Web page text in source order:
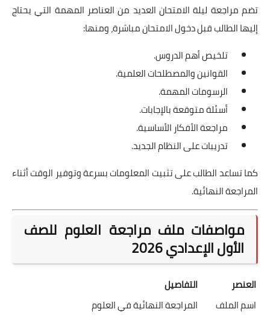
تضم مراجعة ليلة الامتحان العديد من العناصر المهمة التي يحتاج
إليها الطالب قبل دخول الامتحان مباشرة، ومنها:
تلخيص أهم الدروس.
القوانين والمصطلحات العلمية.
الرسومات المهمة.
أسئلة متوقعة بالإجابات.
مراجعة الأفكار الأساسية.
تدريبات على النظام الجديد.
كما تساعد الطالب على تثبيت المعلومات بسرعة وتوفير الوقت أثناء
المراجعة النهائية.
مواصفات ملف مراجعة العلوم للصف
الأول الإعدادي 2026
العنصر
التفاصيل
اسم الملف
المراجعة النهائية في العلوم